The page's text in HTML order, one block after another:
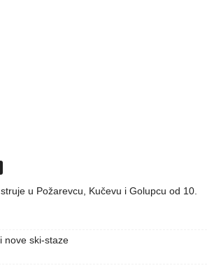
u Požarevcu, Kučevu i Golupcu od 10.
nove ski-staze